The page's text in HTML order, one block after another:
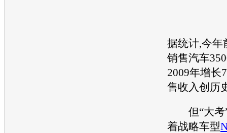
据统计,今年
销售汽车
2009年增长
售收入创历
但“大考”
着战略车型